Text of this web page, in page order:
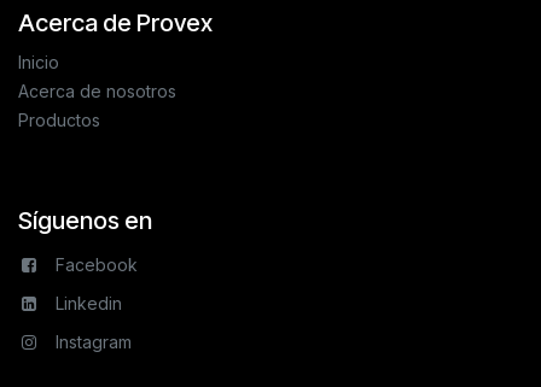
Acerca de Provex
Inicio
Acerca de nosotros
Productos
Síguenos en
Facebook
Linkedin
Instagram